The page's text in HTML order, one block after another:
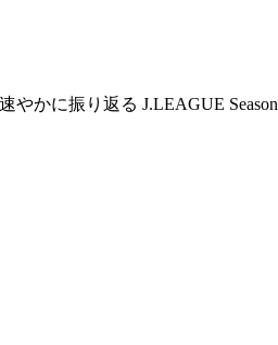
やかに振り返る J.LEAGUE